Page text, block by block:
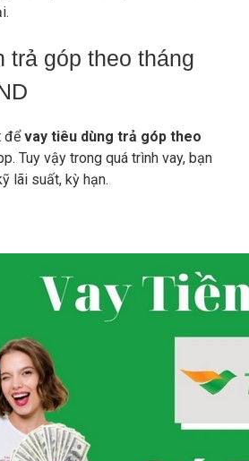
trả góp theo tháng
đểvay tiêu dùng trả góp theo
Tuy vậy trong quá trình vay, bạn
lãi suất, kỳ hạn.